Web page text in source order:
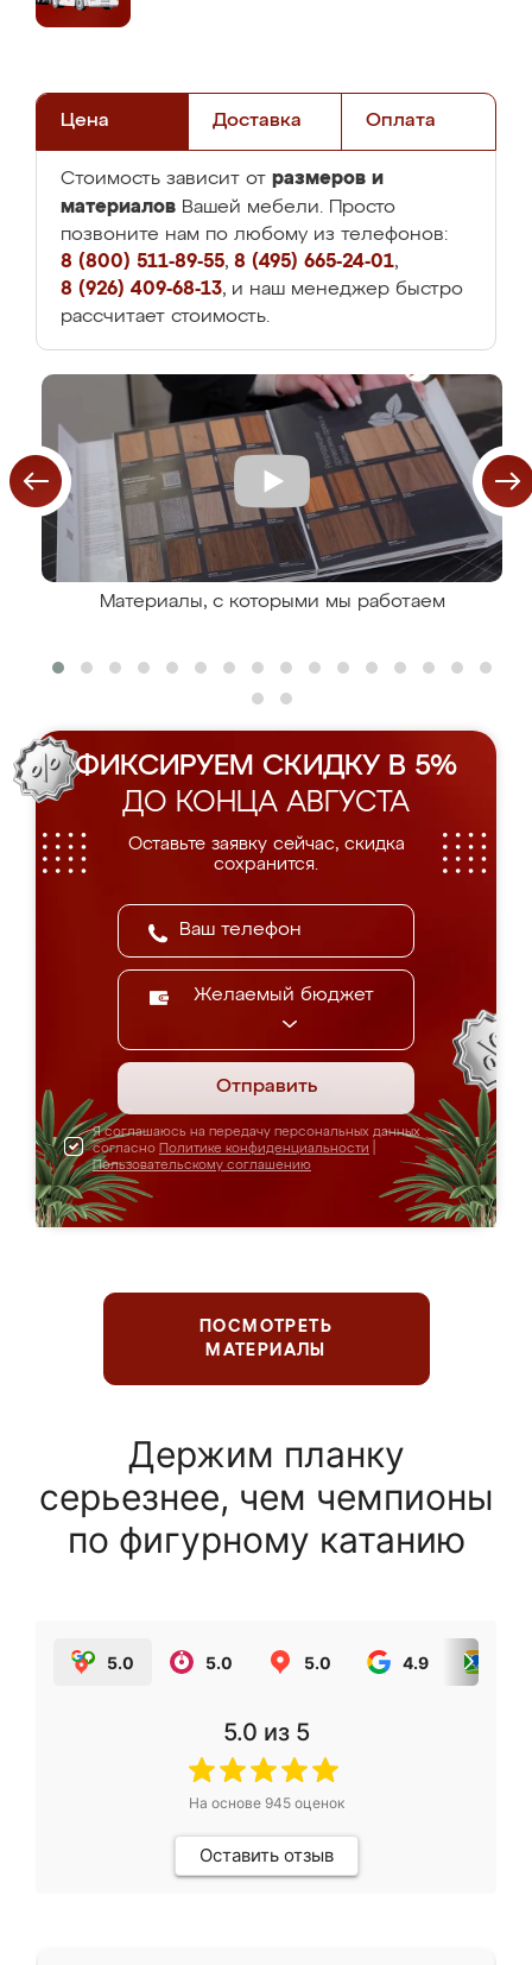
Цена Доставка Оплата
Стоимость зависит от размеров и
материалов Вашей мебели. Просто
позвоните нам по любому из телефонов:
8 (800) 511-89-55, 8 (495) 665-24-01,
8 (926) 409-68-13, и наш менеджер быстро
рассчитает стоимость.
Материалы, с которыми мы работаем
ФИКСИРУЕМ СКИДКУ В 5%
ДО КОНЦА АВГУСТА
Оставьте заявку сейчас, скидка
сохранится.
Желаемый бюджет
Отправить
Я соглашаюсь на передачу персональных данных
согласно Политике конфиденциальности
Пользовательскому соглашению
ПОСМОТРЕТЬ
МАТЕРИАЛЫ
Держим планку
серьезнее, чем чемпионы
по фигурному катанию
5.0 5.0 5.0 4.9
5.0 из 5
На основе 945оценок
Оставить отзыв